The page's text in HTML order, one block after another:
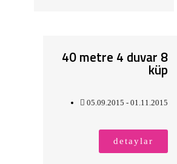
40 metre 4 duvar 8
küp
05.09.2015 - 01.11.2015
detaylar